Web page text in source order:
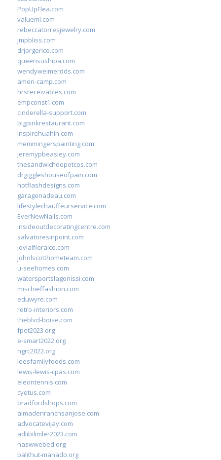
PopUpFlea.com
valueml.com
rebeccatorresjewelry.com
jmpbliss.com
drjorgerico.com
queensushipa.com
wendyweimerdds.com
ameri-camp.com
hrsreceivables.com
empconst1.com
cinderella-support.com
bigpinkrestaurant.com
inspirehuahin.com
memmingerspainting.com
jeremypbeasley.com
thesandwichdepotcos.com
drgiggleshouseofpain.com
hotflashdesigns.com
garagenadeau.com
lifestylechauffeurservice.com
EverNewNails.com
insideoutdecoratingcentre.com
salvatoresinpoint.com
jovialfloralco.com
johnlscotthometeam.com
u-seehomes.com
watersportslagonissi.com
mischieffashion.com
eduwyre.com
retro-interiors.com
theblvd-boise.com
fpet2023.org
e-smart2022.org
ngrc2022.org
leesfamilyfoods.com
lewis-lewis-cpas.com
eleontennis.com
cyetus.com
bradfordshops.com
almadenranchsanjose.com
advocatevijay.com
adlibilimler2023.com
naswwebed.org
balithut-manado.org